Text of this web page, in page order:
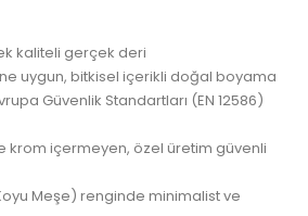
kaliteli gerçek deri
uygun, bitkisel içerikli doğal boyama
Güvenlik Standartları (EN 12586)
krom içermeyen, özel üretim güvenli
Meşe) renginde minimalist ve